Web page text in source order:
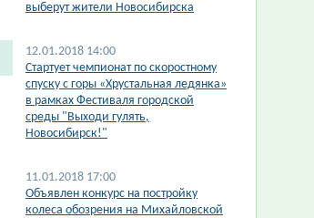
выберут жители Новосибирска
12.01.2018 14:00
Стартует чемпионат по скоростному
спуску с горы «Хрустальная ледянка»
в рамках Фестиваля городской
среды "Выходи гулять,
Новосибирск!"
11.01.2018 17:00
Объявлен конкурс на постройку
колеса обозрения на Михайловской